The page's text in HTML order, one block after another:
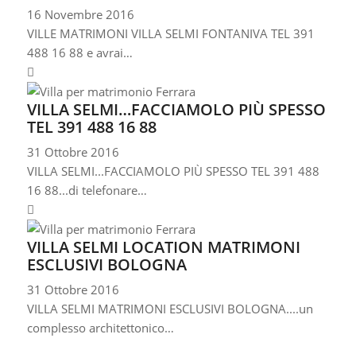
16 Novembre 2016
VILLE MATRIMONI VILLA SELMI FONTANIVA TEL 391
488 16 88 e avrai…
VILLA SELMI…FACCIAMOLO PIÙ SPESSO
TEL 391 488 16 88
31 Ottobre 2016
VILLA SELMI...FACCIAMOLO PIÙ SPESSO TEL 391 488
16 88...di telefonare…
VILLA SELMI LOCATION MATRIMONI
ESCLUSIVI BOLOGNA
31 Ottobre 2016
VILLA SELMI MATRIMONI ESCLUSIVI BOLOGNA....un
complesso architettonico…